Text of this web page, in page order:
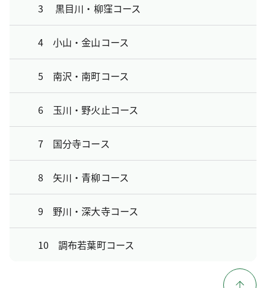
3 黒目川・柳窪コース
4 小山・金山コース
5 南沢・南町コース
6 玉川・野火止コース
7 国分寺コース
8 矢川・青柳コース
9 野川・深大寺コース
10 調布若葉町コース